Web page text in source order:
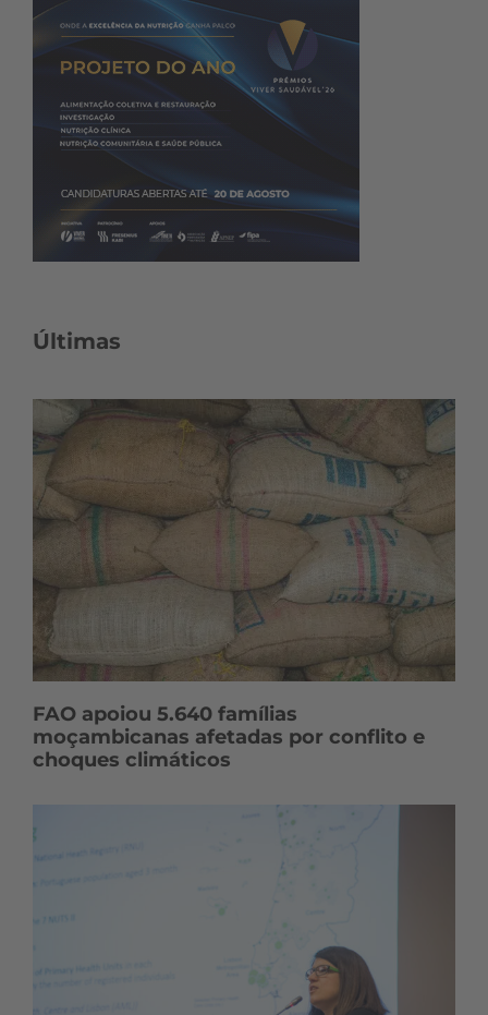
Últimas
FAO apoiou 5.640 famílias
moçambicanas afetadas por conflito e
choques climáticos